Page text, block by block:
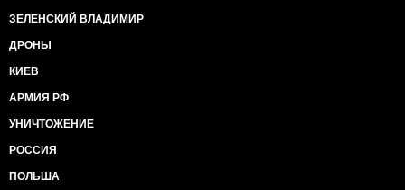
ЗЕЛЕНСКИЙ ВЛАДИМИР
ДРОНЫ
КИЕВ
АРМИЯ РФ
УНИЧТОЖЕНИЕ
РОССИЯ
ПОЛЬША